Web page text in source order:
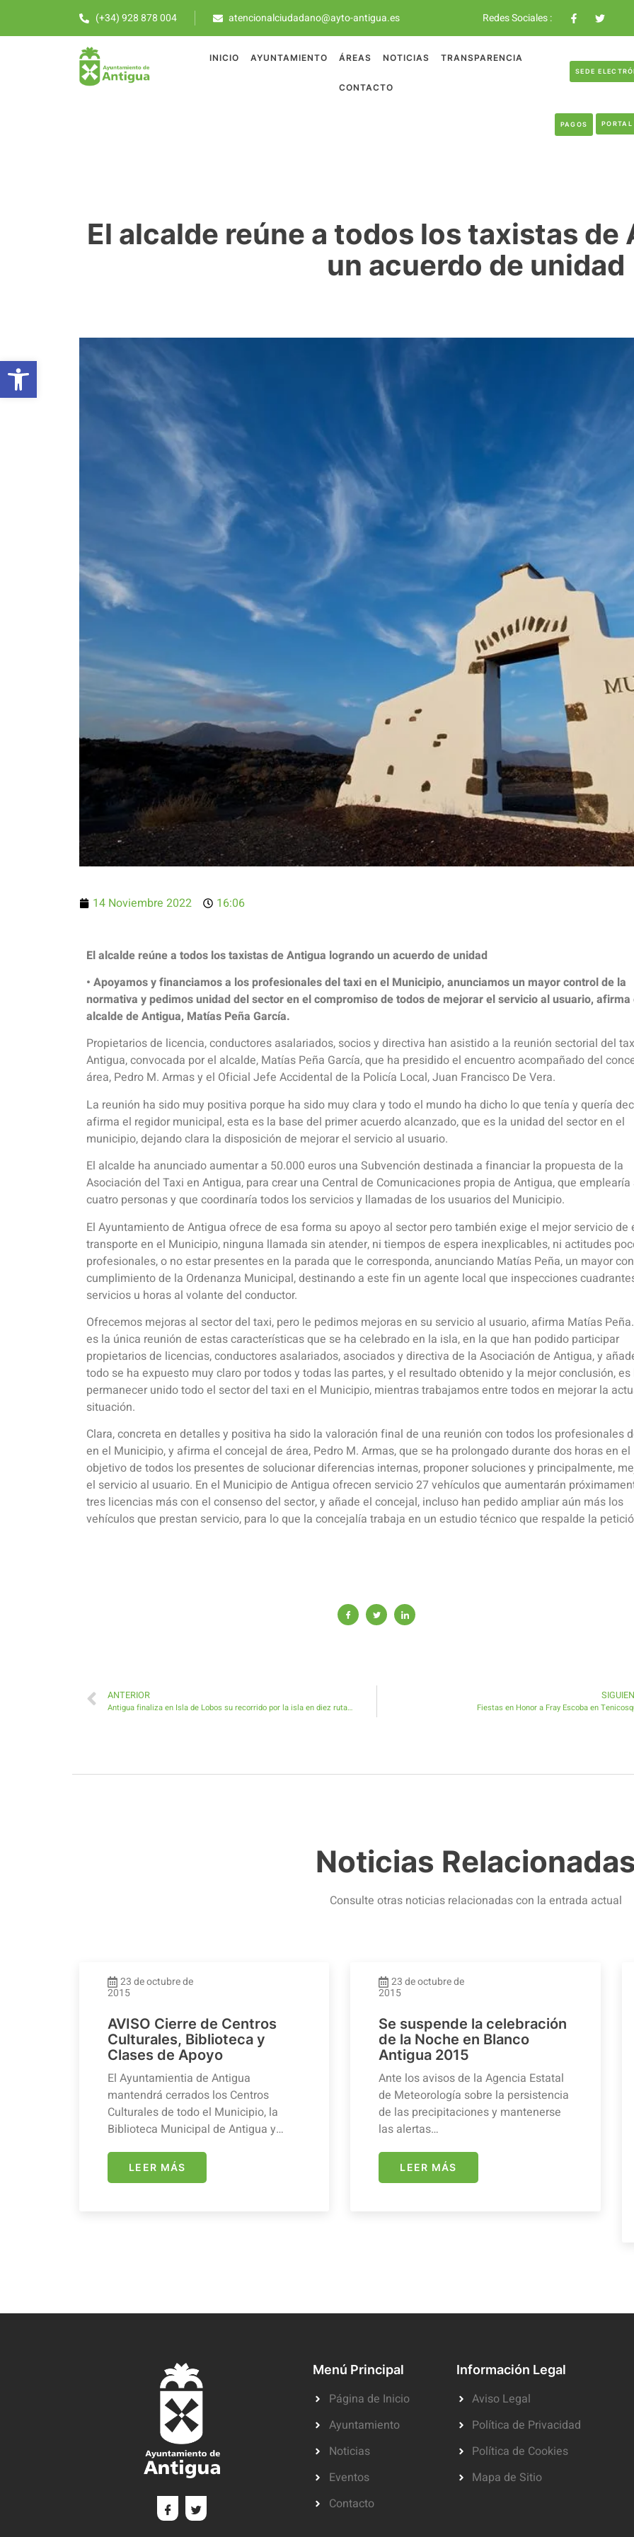
(+34) 928 878 004 atencionalciudadano@ayto-antigua.es Redes Sociales :
INICIO AYUNTAMIENTO ÁREAS NOTICIAS TRANSPARENCIA
CONTACTO
SEDE
PAGOS
El alcalde reúne a todos los taxistas
un acuerdo de unidad
14 Noviembre 2022 16:06
El alcalde reúne a todos los taxistas de Antigua logrando un acuerdo de unidad
• Apoyamos y financiamos a los profesionales del taxi en el Municipio, anunciamos un mayor control de la
normativa y pedimos unidad del sector en el compromiso de todos de mejorar el servicio al usuario, afirma
alcalde de Antigua, Matías Peña García.
Propietarios de licencia, conductores asalariados, socios y directiva han asistido a la reunión sectorial del
Antigua, convocada por el alcalde, Matías Peña García, que ha presidido el encuentro acompañado del
área, Pedro M. Armas y el Oficial Jefe Accidental de la Policía Local, Juan Francisco De Vera.
La reunión ha sido muy positiva porque ha sido muy clara y todo el mundo ha dicho lo que tenía y quería
afirma el regidor municipal, esta es la base del primer acuerdo alcanzado, que es la unidad del sector en el
municipio, dejando clara la disposición de mejorar el servicio al usuario.
El alcalde ha anunciado aumentar a 50.000 euros una Subvención destinada a financiar la propuesta de la
Asociación del Taxi en Antigua, para crear una Central de Comunicaciones propia de Antigua, que emplearía
cuatro personas y que coordinaría todos los servicios y llamadas de los usuarios del Municipio.
El Ayuntamiento de Antigua ofrece de esa forma su apoyo al sector pero también exige el mejor servicio de
transporte en el Municipio, ninguna llamada sin atender, ni tiempos de espera inexplicables, ni actitudes
profesionales, o no estar presentes en la parada que le corresponda, anunciando Matías Peña, un mayor
cumplimiento de la Ordenanza Municipal, destinando a este fin un agente local que inspecciones
servicios u horas al volante del conductor.
Ofrecemos mejoras al sector del taxi, pero le pedimos mejoras en su servicio al usuario, afirma Matías
es la única reunión de estas características que se ha celebrado en la isla, en la que han podido participar
propietarios de licencias, conductores asalariados, asociados y directiva de la Asociación de Antigua, y
todo se ha expuesto muy claro por todos y todas las partes, y el resultado obtenido y la mejor conclusión, es
permanecer unido todo el sector del taxi en el Municipio, mientras trabajamos entre todos en mejorar la
situación.
Clara, concreta en detalles y positiva ha sido la valoración final de una reunión con todos los profesionales
en el Municipio, y afirma el concejal de área, Pedro M. Armas, que se ha prolongado durante dos horas en el
objetivo de todos los presentes de solucionar diferencias internas, proponer soluciones y principalmente,
el servicio al usuario. En el Municipio de Antigua ofrecen servicio 27 vehículos que aumentarán
tres licencias más con el consenso del sector, y añade el concejal, incluso han pedido ampliar aún más los
vehículos que prestan servicio, para lo que la concejalía trabaja en un estudio técnico que respalde la
ANTERIOR
Antigua finaliza en Isla de Lobos su recorrido por la isla en diez rutas de senderismo Fiestas en Honor a Fray Escoba en
Noticias Relacionadas
Consulte otras noticias relacionadas con la entrada actual
23 de octubre de
2015
AVISO Cierre de Centros
Culturales, Biblioteca y
Clases de Apoyo
El Ayuntamientia de Antigua
mantendrá cerrados los Centros
Culturales de todo el Municipio, la
Biblioteca Municipal de Antigua y…
LEER MÁS
23 de octubre de
2015
Se suspende la celebración
de la Noche en Blanco
Antigua 2015
Ante los avisos de la Agencia Estatal
de Meteorología sobre la persistencia
de las precipitaciones y mantenerse
las alertas…
LEER MÁS
Menú Principal
Página de Inicio
Ayuntamiento
Noticias
Eventos
Contacto
Información Legal
Aviso Legal
Política de Privacidad
Política de Cookies
Mapa de Sitio
Abrir barra de herramientas